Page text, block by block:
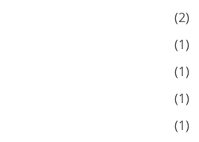
(2)
(1)
(1)
(1)
(1)